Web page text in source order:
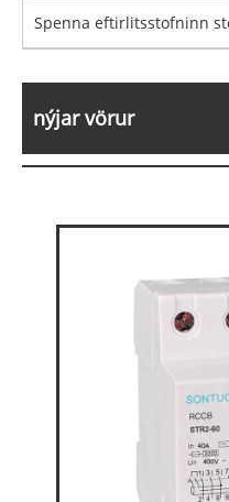
Spenna eftirlitsstofninn
nýjar vörur